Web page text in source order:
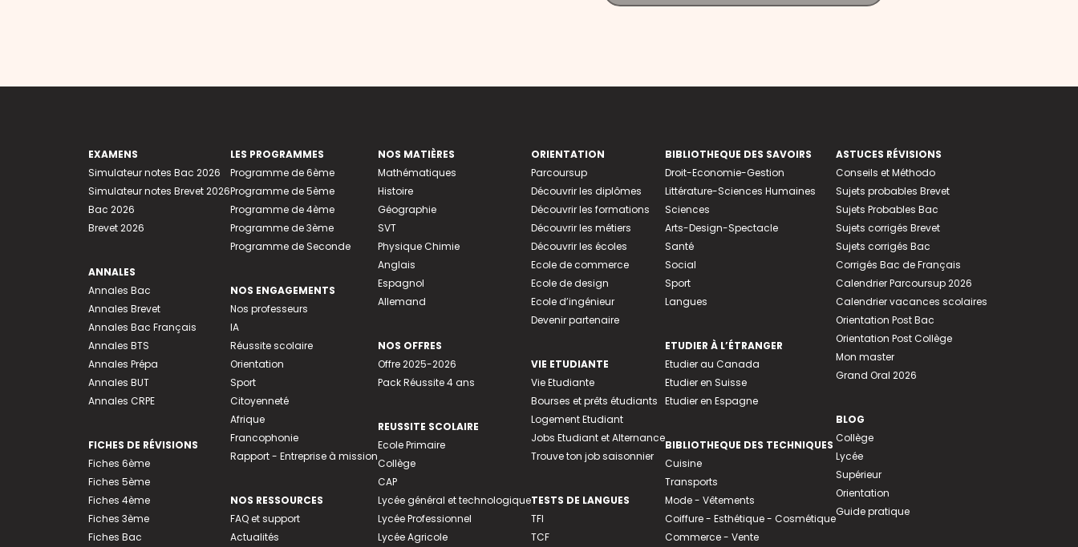
EXAMENS
Simulateur notes Bac 2026
Simulateur notes Brevet 2026
Bac 2026
Brevet 2026
ANNALES
Annales Bac
Annales Brevet
Annales Bac Français
Annales BTS
Annales Prépa
Annales BUT
Annales CRPE
FICHES DE RÉVISIONS
Fiches 6ème
Fiches 5ème
Fiches 4ème
Fiches 3ème
Fiches Bac
LES PROGRAMMES
Programme de 6ème
Programme de 5ème
Programme de 4ème
Programme de 3ème
Programme de Seconde
NOS ENGAGEMENTS
Nos professeurs
IA
Réussite scolaire
Orientation
Sport
Citoyenneté
Afrique
Francophonie
Rapport - Entreprise à mission
NOS RESSOURCES
FAQ et support
Actualités
NOS MATIÈRES
Mathématiques
Histoire
Géographie
SVT
Physique Chimie
Anglais
Espagnol
Allemand
NOS OFFRES
Offre 2025-2026
Pack Réussite 4 ans
REUSSITE SCOLAIRE
Ecole Primaire
Collège
CAP
Lycée général et technologique
Lycée Professionnel
Lycée Agricole
ORIENTATION
Parcoursup
Découvrir les diplômes
Découvrir les formations
Découvrir les métiers
Découvrir les écoles
Ecole de commerce
Ecole de design
Ecole d’ingénieur
Devenir partenaire
VIE ETUDIANTE
Vie Etudiante
Bourses et prêts étudiants
Logement Etudiant
Jobs Etudiant et Alternance
Trouve ton job saisonnier
TESTS DE LANGUES
TFI
TCF
BIBLIOTHEQUE DES SAVOIRS
Droit-Economie-Gestion
Littérature-Sciences Humaines
Sciences
Arts-Design-Spectacle
Santé
Social
Sport
Langues
ETUDIER À L’ÉTRANGER
Etudier au Canada
Etudier en Suisse
Etudier en Espagne
BIBLIOTHEQUE DES TECHNIQUES
Cuisine
Transports
Mode - Vêtements
Coiffure - Esthétique - Cosmétique
Commerce - Vente
ASTUCES RÉVISIONS
Conseils et Méthodo
Sujets probables Brevet
Sujets Probables Bac
Sujets corrigés Brevet
Sujets corrigés Bac
Corrigés Bac de Français
Calendrier Parcoursup 2026
Calendrier vacances scolaires
Orientation Post Bac
Orientation Post Collège
Mon master
Grand Oral 2026
BLOG
Collège
Lycée
Supérieur
Orientation
Guide pratique